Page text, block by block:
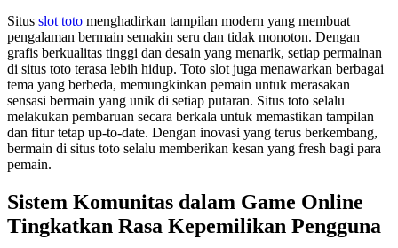
Situs slot toto menghadirkan tampilan modern yang membuat
pengalaman bermain semakin seru dan tidak monoton. Dengan
grafis berkualitas tinggi dan desain yang menarik, setiap permainan
di situs toto terasa lebih hidup. Toto slot juga menawarkan berbagai
tema yang berbeda, memungkinkan pemain untuk merasakan
sensasi bermain yang unik di setiap putaran. Situs toto selalu
melakukan pembaruan secara berkala untuk memastikan tampilan
dan fitur tetap up-to-date. Dengan inovasi yang terus berkembang,
bermain di situs toto selalu memberikan kesan yang fresh bagi para
pemain.
Sistem Komunitas dalam Game Online
Tingkatkan Rasa Kepemilikan Pengguna